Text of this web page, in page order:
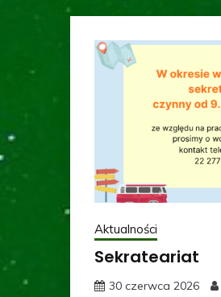
Aktualności
Sekrateariat
30 czerwca 2026